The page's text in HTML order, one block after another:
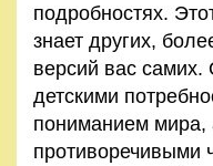
подробностях.
знает других,
версий вас самих.
детскими
пониманием мира,
противоречивыми